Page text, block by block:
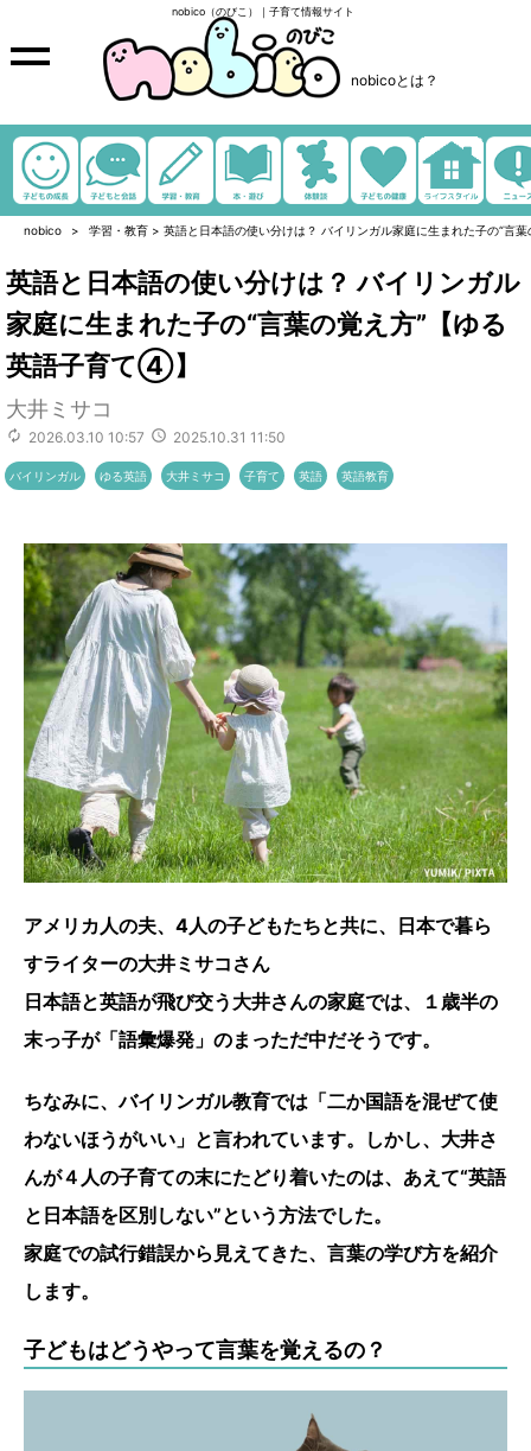
nobico（のびこ）｜子育て情報サイト
nobicoとは？
nobico 学習・教育 > 英語と日本語の使い分けは？ バイリンガル家庭に生まれた子の“言
英語と日本語の使い分けは？ バイリンガル
家庭に生まれた子の“言葉の覚え方”【ゆる
英語子育て④】
大井ミサコ
2026.03.10 10:57 2025.10.31 11:50
バイリンガル ゆる英語 大井ミサコ 子育て 英語 英語教育
アメリカ人の夫、4人の子どもたちと共に、日本で暮ら
すライターの大井ミサコさん
日本語と英語が飛び交う大井さんの家庭では、１歳半の
末っ子が「語彙爆発」のまっただ中だそうです。
ちなみに、バイリンガル教育では「二か国語を混ぜて使
わないほうがいい」と言われています。しかし、大井さ
んが４人の子育ての末にたどり着いたのは、あえて“英語
と日本語を区別しない”という方法でした。
家庭での試行錯誤から見えてきた、言葉の学び方を紹介
します。
子どもはどうやって言葉を覚えるの？